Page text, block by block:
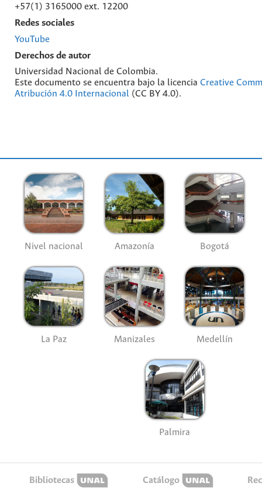
+57(1) 3165000 ext. 12200
Redes sociales
YouTube
Derechos de autor
Universidad Nacional de Colombia.
Este documento se encuentra bajo la licencia Creative
Atribución 4.0 Internacional (CC BY 4.0).
Nivel nacional Amazonía Bogotá
La Paz Manizales Medellín
Palmira
Bibliotecas Catálogo